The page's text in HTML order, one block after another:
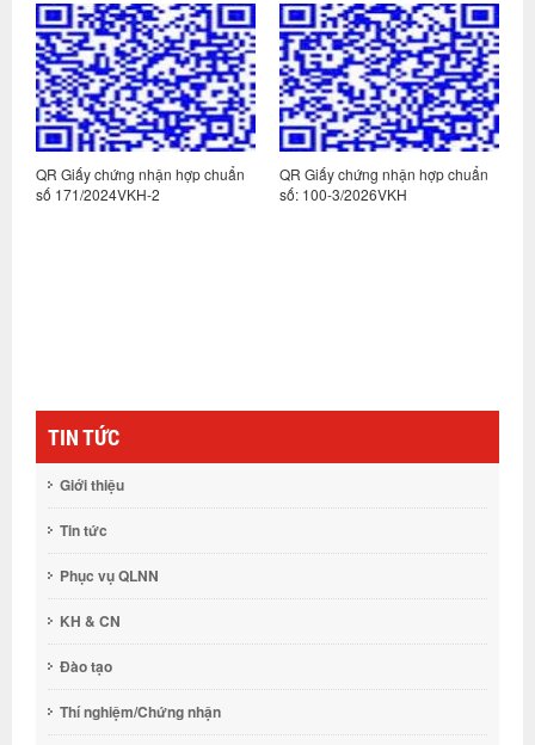
QR Giấy chứng nhận hợp chuẩn
số 171/2024VKH-2
QR Giấy chứng nhận hợp chuẩn
số: 100-3/2026VKH
TIN TỨC
Giới thiệu
Tin tức
Phục vụ QLNN
KH & CN
Đào tạo
Thí nghiệm/Chứng nhận